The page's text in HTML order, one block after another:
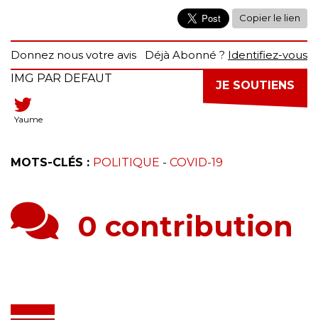
Copier le lien
Donnez nous votre avis Déjà Abonné ? Identifiez-vous
JE SOUTIENS
IMG PAR DEFAUT
Yaume
MOTS-CLÉS : POLITIQUE - COVID-19
0 contribution